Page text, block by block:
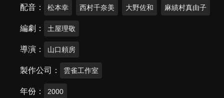
配音 松本幸 西村千奈美 大野佐和 麻績村真由子
編劇 土屋理敬
導演 山口頼房
製作公司 雲雀工作室
年份 2000